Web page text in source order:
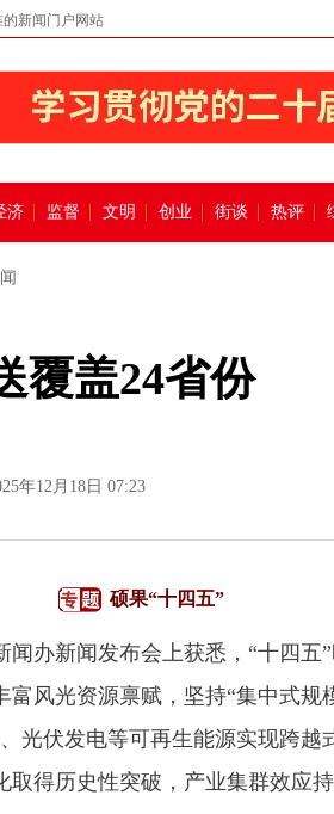
新闻门户网站
济 监督 文明 创业 街谈 热评
覆盖24省份
年12月18日 07:23
硕果“十四五”
办新闻发布会上获悉，“十四五
风光资源禀赋，坚持“集中式规
光伏发电等可再生能源实现跨越
取得历史性突破，产业集群效应